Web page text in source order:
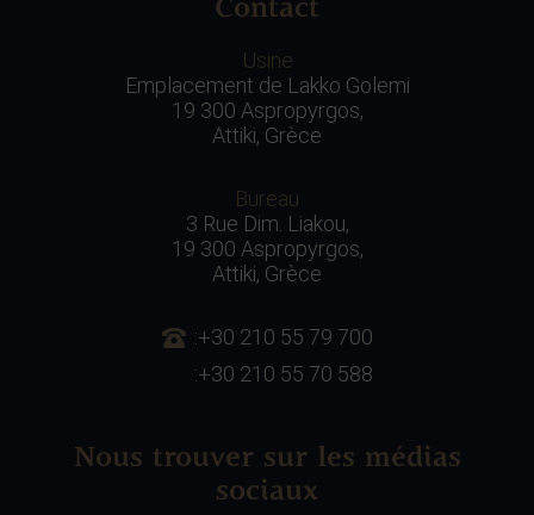
Contact
Usine
Emplacement de Lakko Golemi
19 300 Aspropyrgos,
Attiki, Grèce
Bureau
3 Rue Dim. Liakou,
19 300 Aspropyrgos,
Attiki, Grèce
:+30 210 55 79 700
:+30 210 55 70 588
Nous trouver sur les médias
sociaux